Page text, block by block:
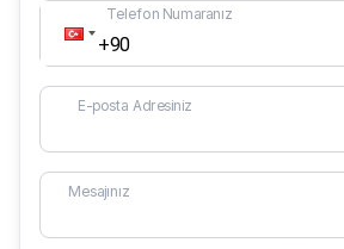
Telefon Numaranız
E-posta Adresiniz
Mesajınız